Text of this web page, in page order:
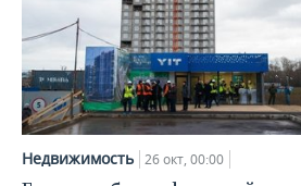
Недвижимость 26 окт, 00:00